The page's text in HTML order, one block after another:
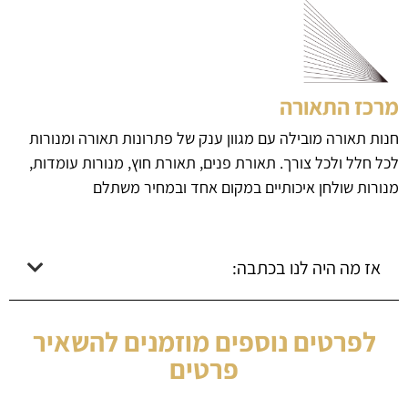
מרכז התאורה
חנות תאורה מובילה עם מגוון ענק של פתרונות תאורה ומנורות
לכל חלל ולכל צורך. תאורת פנים, תאורת חוץ, מנורות עומדות,
מנורות שולחן איכותיים במקום אחד ובמחיר משתלם
אז מה היה לנו בכתבה:
לפרטים נוספים מוזמנים להשאיר
פרטים